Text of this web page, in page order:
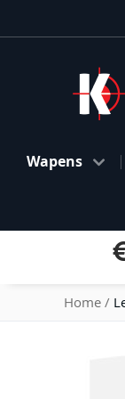
naar
inhoud
Wapens
Home